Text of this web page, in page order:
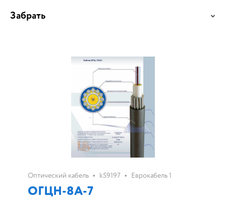
Забрать
Оптический кабель • k59197 • Еврокабель 1
ОГЦН-8А-7